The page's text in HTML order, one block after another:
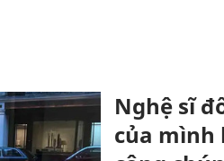
Nghệ sĩ
của